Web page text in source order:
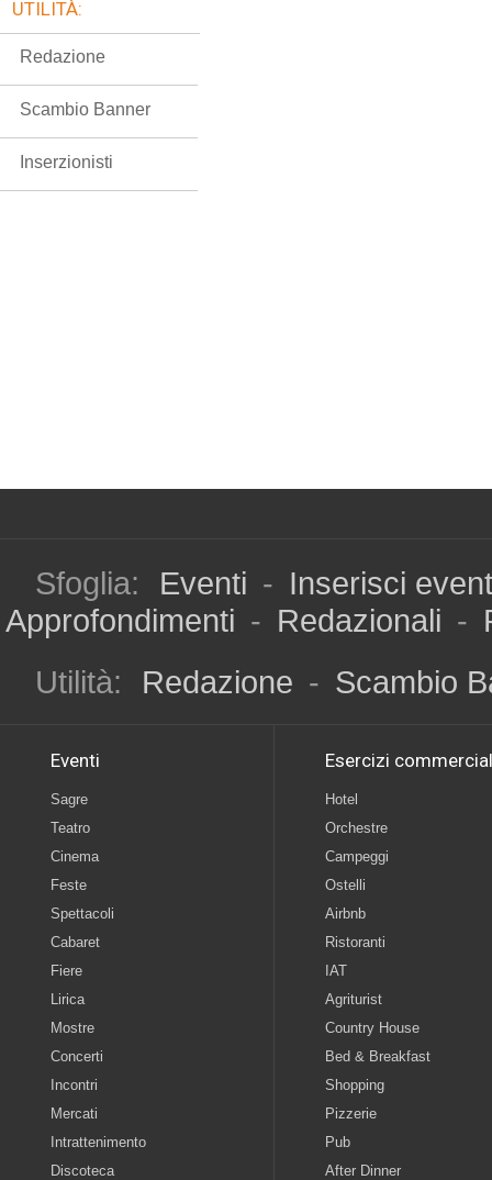
UTILITÀ:
Redazione
Scambio Banner
Inserzionisti
Sfoglia: Eventi - Inserisci
Approfondimenti - Redazionali -
Utilità:
Redazione - Scambio
Eventi
Sagre
Teatro
Cinema
Feste
Spettacoli
Cabaret
Fiere
Lirica
Mostre
Concerti
Incontri
Mercati
Intrattenimento
Discoteca
Esercizi
Hotel
Orchestre
Campeggi
Ostelli
Airbnb
Ristoranti
IAT
Agriturist
Country House
Bed & Breakfast
Shopping
Pizzerie
Pub
After Dinner